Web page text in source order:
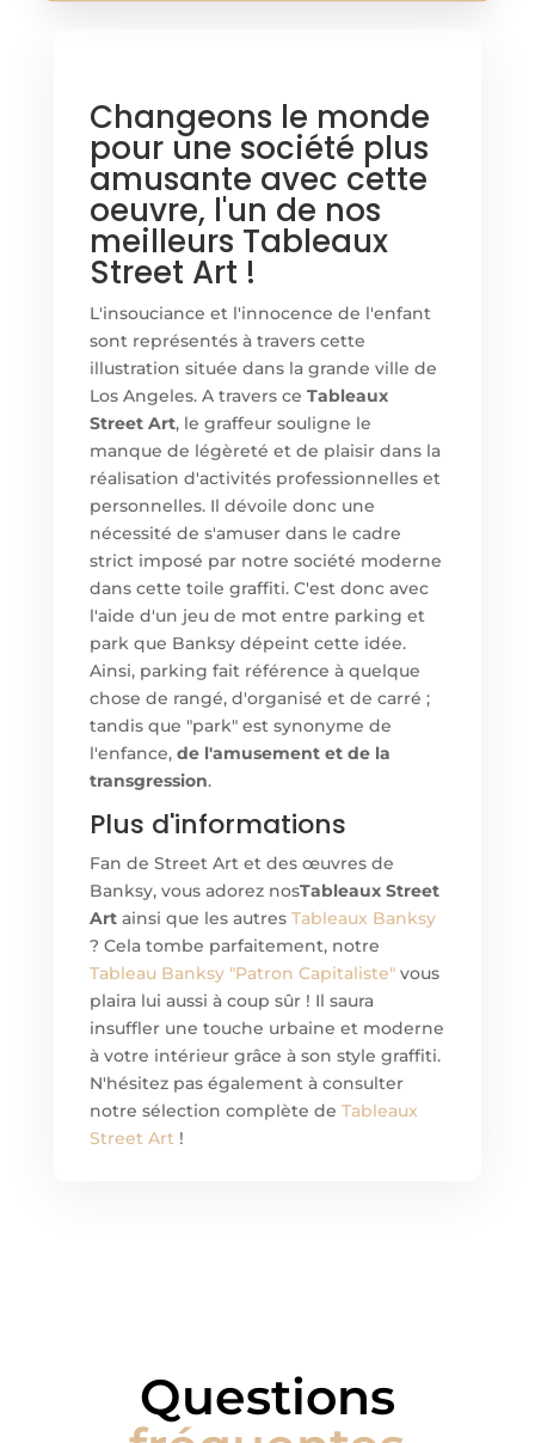
Changeons le monde
pour une société plus
amusante avec cette
oeuvre, l'un de nos
meilleurs Tableaux
Street Art !
L'insouciance et l'innocence de l'enfant
sont représentés à travers cette
illustration située dans la grande ville de
Los Angeles. A travers ce Tableaux
Street Art, le graffeur souligne le
manque de légèreté et de plaisir dans la
réalisation d'activités professionnelles et
personnelles. Il dévoile donc une
nécessité de s'amuser dans le cadre
strict imposé par notre société moderne
dans cette toile graffiti. C'est donc avec
l'aide d'un jeu de mot entre parking et
park que Banksy dépeint cette idée.
Ainsi, parking fait référence à quelque
chose de rangé, d'organisé et de carré ;
tandis que "park" est synonyme de
l'enfance, de l'amusement et de la
transgression.
Plus d'informations
Fan de Street Art et des œuvres de
Banksy, vous adorez nosTableaux Street
Artainsi que les autres Tableaux Banksy
? Cela tombe parfaitement, notre
Tableau Banksy "Patron Capitaliste"vous
plaira lui aussi à coup sûr ! Il saura
insuffler une touche urbaine et moderne
à votre intérieur grâce à son style graffiti.
N'hésitez pas également à consulter
notre sélection complète de Tableaux
Street Art!
Questions